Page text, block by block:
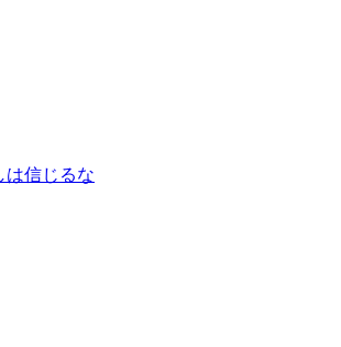
は信じるな